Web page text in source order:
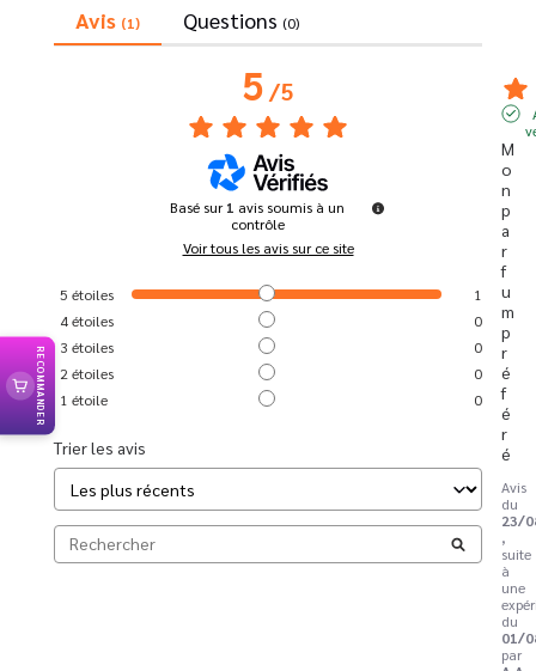
Avis (1) Questions (0)
5/5
Basé sur1 avis soumis à un
contrôle
Voir tous les avis sur ce site
5 étoiles
1
4étoiles
0
3 étoiles
0
2 étoiles
0
1 étoile 0
Trier les avis
M
o
n
p
a
r
f
u
m
p
r
é
f
é
r
é
Avis
du
23/
,
suite
à
une
du
01/
par
RECOMMANDER